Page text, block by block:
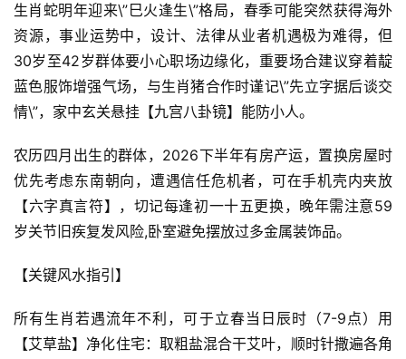
生肖蛇明年迎来\”巳火逢生\”格局，春季可能突然获得海外
资源，事业运势中，设计、法律从业者机遇极为难得，但
30岁至42岁群体要小心职场边缘化，重要场合建议穿着靛
蓝色服饰增强气场，与生肖猪合作时谨记\”先立字据后谈交
情\”，家中玄关悬挂【九宫八卦镜】能防小人。
农历四月出生的群体，2026下半年有房产运，置换房屋时
优先考虑东南朝向，遭遇信任危机者，可在手机壳内夹放
【六字真言符】，切记每逢初一十五更换，晚年需注意59
岁关节旧疾复发风险,卧室避免摆放过多金属装饰品。
【关键风水指引】
所有生肖若遇流年不利，可于立春当日辰时（7-9点）用
【艾草盐】净化住宅：取粗盐混合干艾叶，顺时针撒遍各角